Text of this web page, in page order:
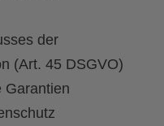
der
(Art. 45 DSGVO)
Garantien